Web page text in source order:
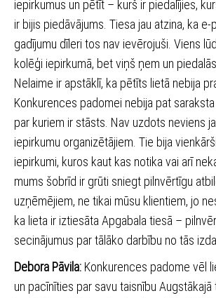
iepirkumus un pētīt – kurš ir piedalījies,
ir bijis piedāvājums. Tiesa jau atzina, ka e-
gadījumu dīleri tos nav ievērojuši. Viens
kolēģi iepirkumā, bet viņš ņem un piedalās.
Nelaime ir apstāklī, ka pētīts lietā nebija
Konkurences padomei nebija pat
par kuriem ir stāsts. Nav uzdots neviens
iepirkumu organizētājiem. Tie bija
iepirkumi, kuros kaut kas notika vai arī
mums šobrīd ir grūti sniegt pilnvērtīgu
uzņēmējiem, ne tikai mūsu klientiem, jo
ka lieta ir iztiesāta Apgabala tiesā –
secinājumus par tālāko darbību no tās
Debora Pāvila: Konkurences padome vēl
un pacīnīties par savu taisnību Augstākajā